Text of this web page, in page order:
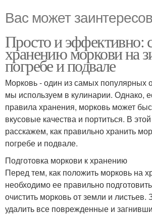
Вас может
Просто и эффективно:
хранению моркови на
погребе и подвале
Морковь - один из самых популярных
мы используем в кулинарии. Однако,
правила хранения, морковь может
вкусовые качества и портиться. В
расскажем, как правильно хранить
погребе и подвале.
Подготовка моркови к хранению
Перед тем, как положить морковь на
необходимо ее правильно
очистить морковь от земли и листьев.
удалить все поврежденные и